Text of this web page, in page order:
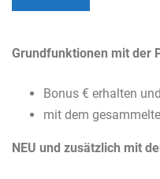
Grundfunktionen mit der
Bonus € erhalten
mit dem
NEU und zusätzlich mit